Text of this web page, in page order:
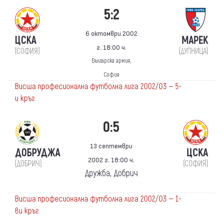
ЦСКА
(СОФИЯ)
5:2
6 октомври 2002
г. 18:00 ч.
Българска армия,
София
МАРЕК
(ДУПНИЦА)
Висша професионална футболна лига 2002/03 — 5-
и кръг
ДОБРУДЖА
(ДОБРИЧ)
0:5
13 септември
2002 г. 18:00 ч.
Дружба, Добрич
ЦСКА
(СОФИЯ)
Висша професионална футболна лига 2002/03 — 1-
ви кръг